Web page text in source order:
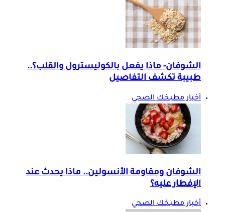
الشوفان- ماذا يفعل بالكوليسترول والقلب؟..
طبيبة تكشف التفاصيل
أخبار مطبخك الصحي
الشوفان ومقاومة الأنسولين.. ماذا يحدث عند
الإفطار عليه؟
أخبار مطبخك الصحي